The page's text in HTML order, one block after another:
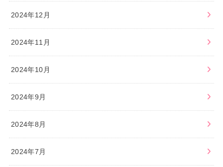
2024年12月
2024年11月
2024年10月
2024年9月
2024年8月
2024年7月